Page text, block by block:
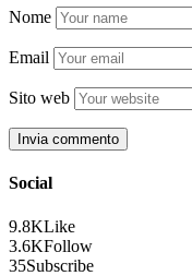
Nome
Email
Sito web
Social
9.8KLike
3.6KFollow
35Subscribe